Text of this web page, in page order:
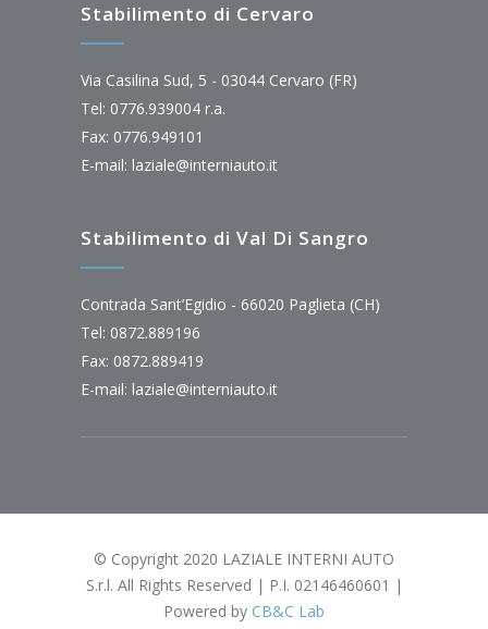
Stabilimento di Cervaro
Via Casilina Sud, 5 - 03044 Cervaro (FR)
Tel: 0776.939004 r.a.
Fax: 0776.949101
E-mail: laziale@interniauto.it
Stabilimento di Val Di Sangro
Contrada Sant’Egidio - 66020 Paglieta (CH)
Tel: 0872.889196
Fax: 0872.889419
E-mail: laziale@interniauto.it
© Copyright 2020 LAZIALE INTERNI AUTO
S.r.l. All Rights Reserved | P.I. 02146460601 |
Powered by CB&C Lab